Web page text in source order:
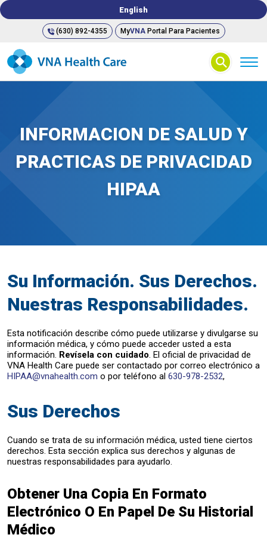
English
(630) 892-4355 MyVNA Portal Para Pacientes
⚲
INFORMACION DE SALUD Y
PRACTICAS DE PRIVACIDAD
HIPAA
Su Información. Sus Derechos.
Nuestras Responsabilidades.
Esta notificación describe cómo puede utilizarse y divulgarse su
información médica, y cómo puede acceder usted a esta
información. Revísela con cuidado. El oficial de privacidad de
VNA Health Care puede ser contactado por correo electrónico a
HIPAA@vnahealth.com o por teléfono al 630-978-2532,
Sus Derechos
Cuando se trata de su información médica, usted tiene ciertos
derechos. Esta sección explica sus derechos y algunas de
nuestras responsabilidades para ayudarlo.
Obtener Una Copia En Formato
Electrónico O En Papel De Su Historial
Médico